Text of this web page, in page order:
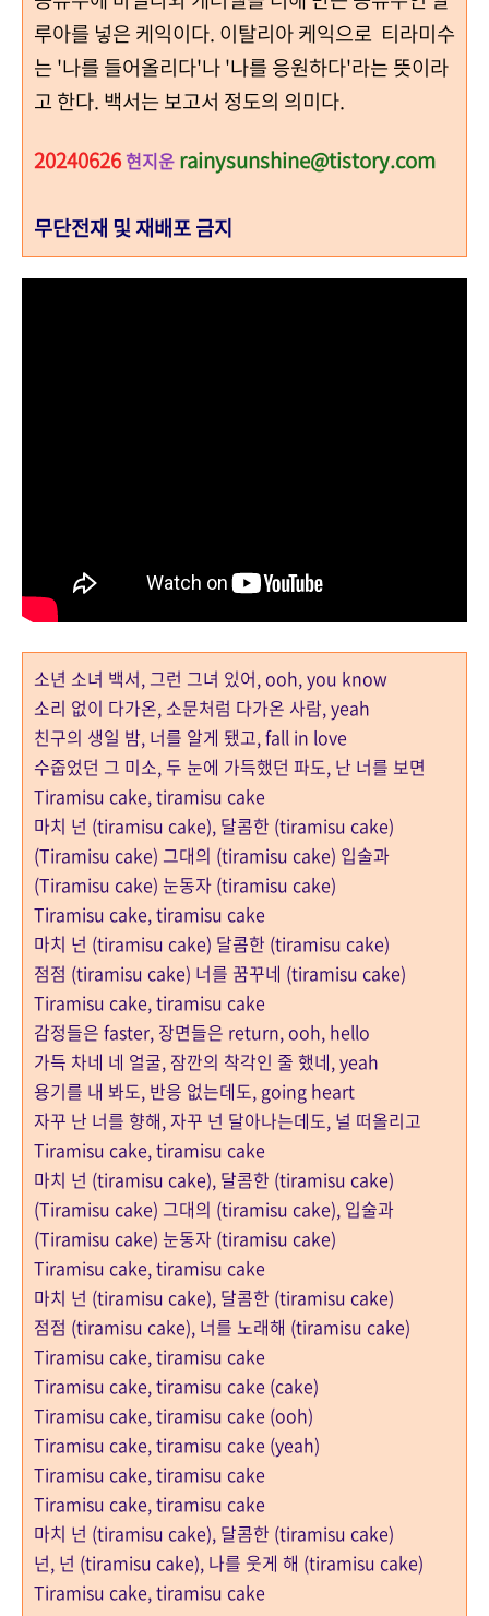
루아를 넣은 케익이다. 이탈리아 케익으로 티라미수
는 '나를 들어올리다'나 '나를 응원하다'라는 뜻이라
고 한다. 백서는 보고서 정도의 의미다.
20240626현지운 rainysunshine@tistory.com
무단전재 및 재배포 금지
소년 소녀 백서, 그런 그녀 있어, ooh, you know
소리 없이 다가온, 소문처럼 다가온 사람, yeah
친구의 생일 밤, 너를 알게 됐고, fall in love
수줍었던 그 미소, 두 눈에 가득했던 파도, 난 너를 보면
Tiramisu cake, tiramisu cake
마치 넌 (tiramisu cake), 달콤한 (tiramisu cake)
(Tiramisu cake) 그대의 (tiramisu cake) 입술과
(Tiramisu cake) 눈동자 (tiramisu cake)
Tiramisu cake, tiramisu cake
마치 넌 (tiramisu cake) 달콤한 (tiramisu cake)
점점 (tiramisu cake) 너를 꿈꾸네 (tiramisu cake)
Tiramisu cake, tiramisu cake
감정들은 faster, 장면들은 return, ooh, hello
가득 차네 네 얼굴, 잠깐의 착각인 줄 했네, yeah
용기를 내 봐도, 반응 없는데도, going heart
자꾸 난 너를 향해, 자꾸 넌 달아나는데도, 널 떠올리고
Tiramisu cake, tiramisu cake
마치 넌 (tiramisu cake), 달콤한 (tiramisu cake)
(Tiramisu cake) 그대의 (tiramisu cake), 입술과
(Tiramisu cake) 눈동자 (tiramisu cake)
Tiramisu cake, tiramisu cake
마치 넌 (tiramisu cake), 달콤한 (tiramisu cake)
점점 (tiramisu cake), 너를 노래해 (tiramisu cake)
Tiramisu cake, tiramisu cake
Tiramisu cake, tiramisu cake (cake)
Tiramisu cake, tiramisu cake (ooh)
Tiramisu cake, tiramisu cake (yeah)
Tiramisu cake, tiramisu cake
Tiramisu cake, tiramisu cake
마치 넌 (tiramisu cake), 달콤한 (tiramisu cake)
넌, 넌 (tiramisu cake), 나를 웃게 해 (tiramisu cake)
Tiramisu cake, tiramisu cake